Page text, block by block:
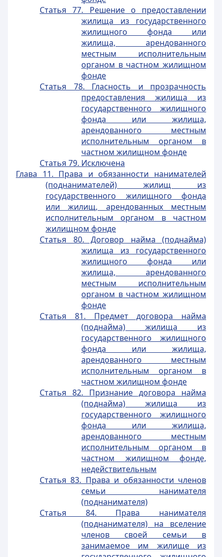
Статья 77. Решение о предоставлении
жилища из государственного
жилищного фонда или
жилища, арендованного
местным исполнительным
органом в частном жилищном
фонде
Статья 78. Гласность и прозрачность
предоставления жилища из
государственного жилищного
фонда или жилища,
арендованного местным
исполнительным органом в
частном жилищном фонде
Статья 79. Исключена
Глава 11. Права и обязанности нанимателей
(поднанимателей) жилищ из
государственного жилищного фонда
или жилищ, арендованных местным
исполнительным органом в частном
жилищном фонде
Статья 80. Договор найма (поднайма)
жилища из государственного
жилищного фонда или
жилища, арендованного
местным исполнительным
органом в частном жилищном
фонде
Статья 81. Предмет договора найма
(поднайма) жилища из
государственного жилищного
фонда или жилища,
арендованного местным
исполнительным органом в
частном жилищном фонде
Статья 82. Признание договора найма
(поднайма) жилища из
государственного жилищного
фонда или жилища,
арендованного местным
исполнительным органом в
частном жилищном фонде,
недействительным
Статья 83. Права и обязанности членов
семьи нанимателя
(поднанимателя)
Статья 84. Права нанимателя
(поднанимателя) на вселение
членов своей семьи в
занимаемое им жилище из